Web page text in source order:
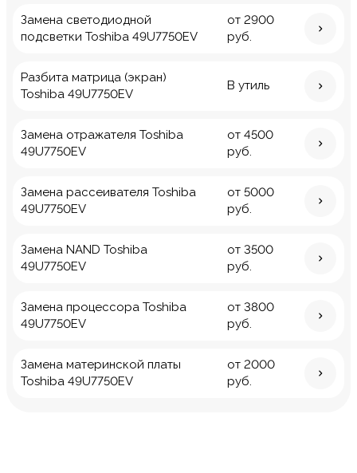
Замена светодиодной
подсветки Toshiba 49U7750EV
от 2900
руб.
Разбита матрица (экран)
Toshiba 49U7750EV
В утиль
Замена отражателя Toshiba
49U7750EV
от 4500
руб.
Замена рассеивателя Toshiba
49U7750EV
от 5000
руб.
Замена NAND Toshiba
49U7750EV
от 3500
руб.
Замена процессора Toshiba
49U7750EV
от 3800
руб.
Замена материнской платы
Toshiba 49U7750EV
от 2000
руб.